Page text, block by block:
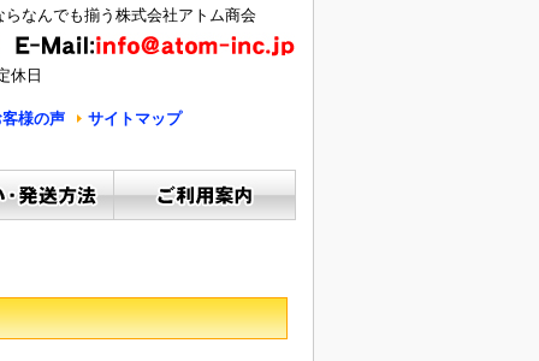
なんでも揃う株式会社アトム商会
休日
客様の声 サイトマップ